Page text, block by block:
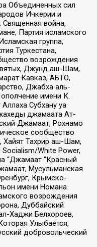
Объединенных сил
Ичкерии и
Священная война,
Партия исламского
группа,
Туркестана,
возрождения
Джунд аш-Шам,
Кавказ, АБТО,
Джабха аль-
имени К.
Субхану уа
джамаата Ат-
Джамаат, Рохнамо
сообщество
Хайят Тахрир аш-Шам,
White Power,
“Джамаат “Красный
Мусульманская
Крымско-
имени Номана
возрождения
Дуббайский
Хаджи Белхороев,
Улыбается,
добровольческий